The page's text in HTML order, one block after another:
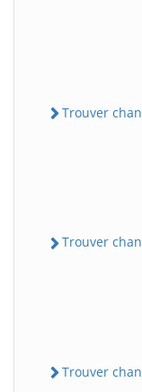
Trouver
Trouver
Trouver